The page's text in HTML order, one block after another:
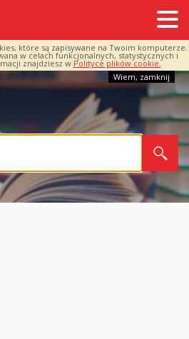
które są zapisywane na Twoim komputerze.
w celach funkcjonalnych, statystycznych i
znajdziesz w Polityce plików cookie.
Wiem, zamknij